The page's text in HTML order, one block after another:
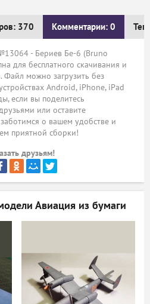
370 Комментарии: 0
- Бериев Бе-6 (Bruno
для бесплатного скачивания и
Файл можно загрузить без
Android, iPhone, iPad
если вы поделитесь
или оставите
о вашем удобстве и
приятной сборки!
друзьям!
Авиация из бумаги